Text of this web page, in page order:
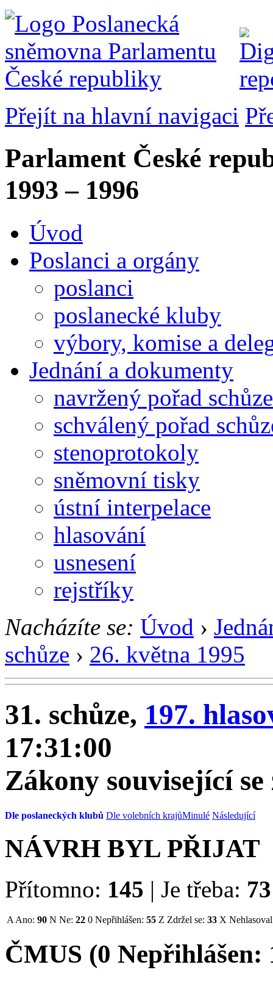
Přejít na hlavní navigaci
Parlament České
1993 – 1996
Úvod
Poslanci a orgány
poslanci
poslanecké kluby
výbory, komise a
Jednání a dokumenty
navržený pořad schůze
schválený pořad
stenoprotokoly
sněmovní tisky
ústní interpelace
hlasování
usnesení
rejstříky
Nacházíte se: Úvod ›
schůze › 26. května 1995
31. schůze, 197.
17:31:00
Zákony související
Dle poslaneckých klubů Dle volebních krajůMinulé Následující
NÁVRH BYL PŘIJAT
Přítomno: 145 | Je třeba: 73
A Ano: 90 N Ne: 22 0 Nepřihlášen: 55 Z Zdržel se: 33 X Nehlasoval
ČMUS (0 Nepřihlášen: